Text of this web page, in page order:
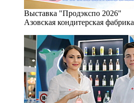
Выставка "Продэкспо 2026"
Азовская кондитерская фабрика